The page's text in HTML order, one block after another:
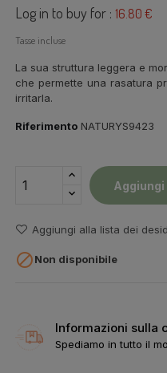
Log in to buy for : 16.80 €
Tasse incluse
La sua struttura leggera e
che permette una rasatura
irritarla.
Riferimento NATURYS9423
Aggiungi alla lista dei
Non disponibile
Informazioni sulla
Spediamo in tutto il